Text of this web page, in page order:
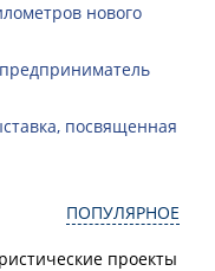
нового
посвященная
ПОПУЛЯРНОЕ
проекты